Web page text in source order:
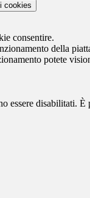
i cookies
consentire.
della
potete
essere disabilitati.